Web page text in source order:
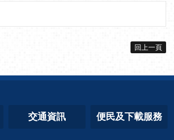
回上一頁
交通資訊 便民及下載服務